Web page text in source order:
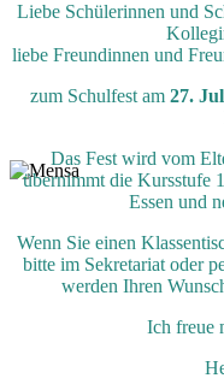
Liebe Schülerinnen und
liebe Freundinnen und
zum Schulfest am 27.
Das Fest wird vom
übernimmt die Kursstufe
Essen und
Wenn Sie einen
bitte im Sekretariat oder
werden Ihren
Ich freue